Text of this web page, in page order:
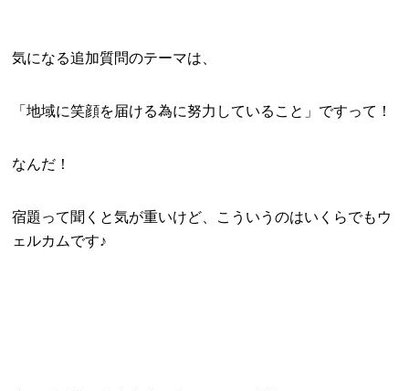
気になる追加質問のテーマは、
「地域に笑顔を届ける為に努力していること」ですって！
なんだ！
宿題って聞くと気が重いけど、こういうのはいくらでもウ
ェルカムです♪